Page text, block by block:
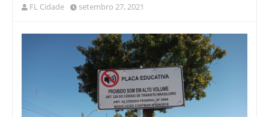
FL Cidade setembro 27, 2021